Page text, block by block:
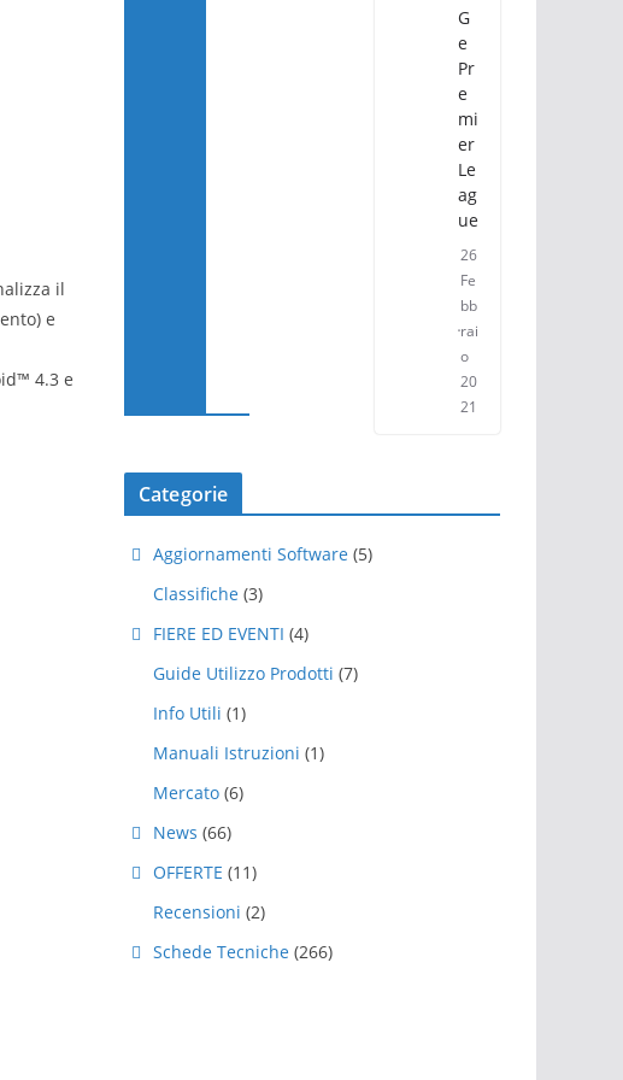
il
e
4.3 e
G
e
Pr
e
mi
er
Le
ag
ue
26
Fe
bb
rai
o
20
21
Categorie
Aggiornamenti Software(5)
Classifiche(3)
FIERE ED EVENTI (4)
Guide Utilizzo Prodotti (7)
Info Utili (1)
Manuali Istruzioni (1)
Mercato(6)
News (66)
OFFERTE (11)
Recensioni (2)
Schede Tecniche(266)